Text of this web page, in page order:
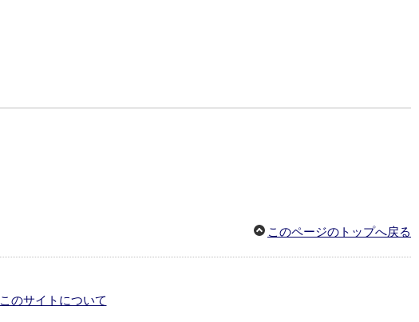
このページのトップへ戻る
このサイトについて